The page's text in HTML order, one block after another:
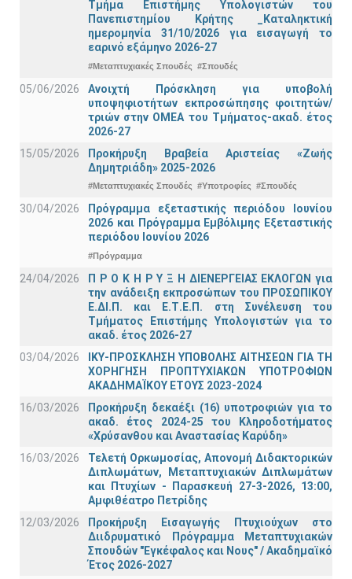
Τμήμα Eπιστήμης Υπολογιστών του
Πανεπιστημίου Κρήτης _Καταληκτική
ημερομηνία 31/10/2026 για εισαγωγή το
εαρινό εξάμηνο 2026-27
#Μεταπτυχιακές Σπουδές #Σπουδές
05/06/2026
Ανοιχτή Πρόσκληση για υποβολή
υποψηφιοτήτων εκπροσώπησης φοιτητών/
τριών στην ΟΜΕΑ του Τμήματος-ακαδ. έτος
2026-27
15/05/2026
Προκήρυξη Βραβεία Αριστείας «Ζωής
Δημητριάδη» 2025-2026
#Μεταπτυχιακές Σπουδές #Υποτροφίες #Σπουδές
30/04/2026
Πρόγραμμα εξεταστικής περιόδου Ιουνίου
2026 και Πρόγραμμα Εμβόλιμης Εξεταστικής
περιόδου Ιουνίου 2026
#Πρόγραμμα
24/04/2026
Π Ρ Ο Κ Η Ρ Υ Ξ Η ΔΙΕΝΕΡΓΕΙΑΣ ΕΚΛΟΓΩΝ για
την ανάδειξη εκπροσώπων του ΠΡΟΣΩΠΙΚΟΥ
Ε.ΔΙ.Π. και Ε.Τ.Ε.Π. στη Συνέλευση του
Τμήματος Επιστήμης Υπολογιστών για το
ακαδ. έτος 2026-27
03/04/2026
ΙΚΥ-ΠΡΟΣΚΛΗΣΗ ΥΠΟΒΟΛΗΣ ΑΙΤΗΣΕΩΝ ΓΙΑ ΤΗ
ΧΟΡΗΓΗΣΗ ΠΡΟΠΤΥΧΙΑΚΩΝ ΥΠΟΤΡΟΦΙΩΝ
ΑΚΑΔΗΜΑΪΚΟΥ ΕΤΟΥΣ 2023-2024
16/03/2026
Προκήρυξη δεκαέξι (16) υποτροφιών για το
ακαδ. έτος 2024-25 του Κληροδοτήματος
«Χρύσανθου και Αναστασίας Καρύδη»
16/03/2026
Τελετή Ορκωμοσίας, Απονομή Διδακτορικών
Διπλωμάτων, Μεταπτυχιακών Διπλωμάτων
και Πτυχίων - Παρασκευή 27-3-2026, 13:00,
Αμφιθέατρο Πετρίδης
12/03/2026
Προκήρυξη Εισαγωγής Πτυχιούχων στο
Διιδρυματικό Πρόγραμμα Μεταπτυχιακών
Σπουδών "Εγκέφαλος και Νους" / Ακαδημαϊκό
Έτος 2026-2027